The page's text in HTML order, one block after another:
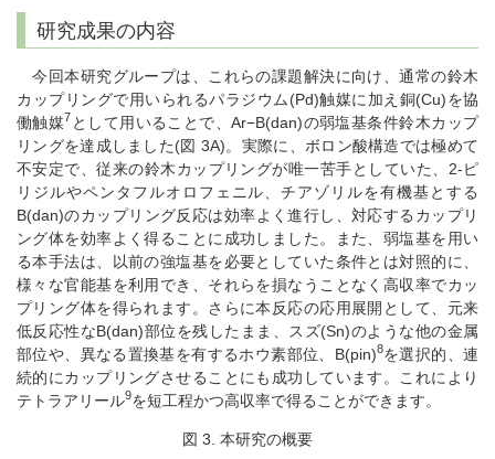
研究成果の内容
今回本研究グループは、これらの課題解決に向け、通常の鈴木
カップリングで用いられるパラジウム(Pd)触媒に加え銅(Cu)を協
働触媒7 として用いることで、Ar−B(dan)の弱塩基条件鈴木カップ
リングを達成しました(図 3A)。実際に、ボロン酸構造では極めて
不安定で、従来の鈴木カップリングが唯一苦手としていた、2-ピ
リジルやペンタフルオロフェニル、チアゾリルを有機基とする
B(dan)のカップリング反応は効率よく進行し、対応するカップリ
ング体を効率よく得ることに成功しました。また、弱塩基を用い
る本手法は、以前の強塩基を必要としていた条件とは対照的に、
様々な官能基を利用でき、それらを損なうことなく高収率でカッ
プリング体を得られます。さらに本反応の応用展開として、元来
低反応性なB(dan)部位を残したまま、スズ(Sn)のような他の金属
部位や、異なる置換基を有するホウ素部位、B(pin)8を選択的、連
続的にカップリングさせることにも成功しています。これにより
テトラアリール9を短工程かつ高収率で得ることができます。
図 3. 本研究の概要